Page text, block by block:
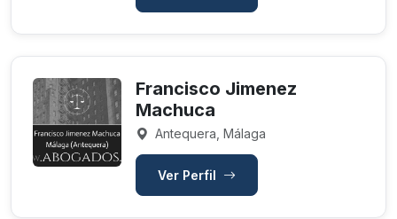
Francisco Jimenez
Machuca
Antequera, Málaga
Ver Perfil